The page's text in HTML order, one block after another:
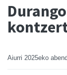
Aiurri 2025eko